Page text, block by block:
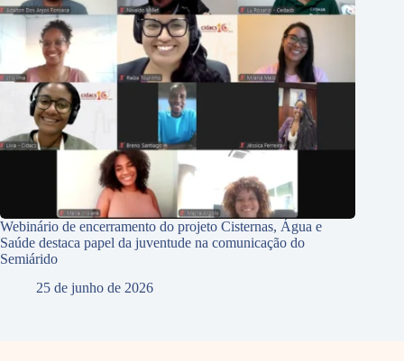
Webinário de encerramento do projeto Cisternas, Água e
Saúde destaca papel da juventude na comunicação do
Semiárido
25 de junho de 2026